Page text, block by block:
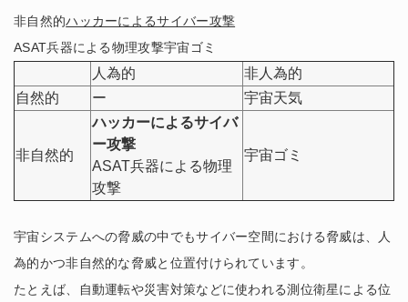
非自然的ハッカーによるサイバー攻撃
ASAT兵器による物理攻撃宇宙ゴミ
人為的
非人為的
自然的
ー 宇宙天気
非自然的
ハッカーによるサイバ
ー攻撃
ASAT兵器による物理
攻撃
宇宙ゴミ
宇宙システムへの脅威の中でもサイバー空間における脅威は、人
為的かつ非自然的な脅威と位置付けられています。
たとえば、自動運転や災害対策などに使われる測位衛星による位